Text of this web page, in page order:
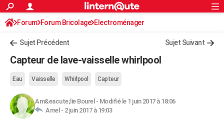
ACTUALITÉS
Politique
Société
Faits Divers
Education
Monde
Villes
+
AUTO
Essais
Réserver un essai
Citadines
Berlines
SUV
Forum auto
+HIGH-TECH
S'inscrire
Connexion
Forum Forum Bricolage Electroménager
Sujet Précédent Sujet Suivant
Capteur de lave-vaisselle whirlpool
Eau Vaisselle Whirlpool Capteur
Am&eacute;lie Bourel - Modifié le 1 juin 2017 à 18:06
Amel - 2 juin 2017 à 19:03